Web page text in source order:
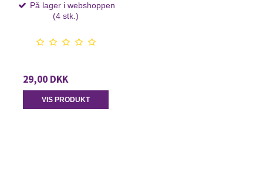
På lager i webshoppen
(4 stk.)
29,00 DKK
VIS PRODUKT